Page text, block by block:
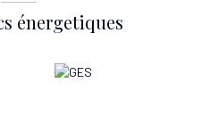
énergetiques